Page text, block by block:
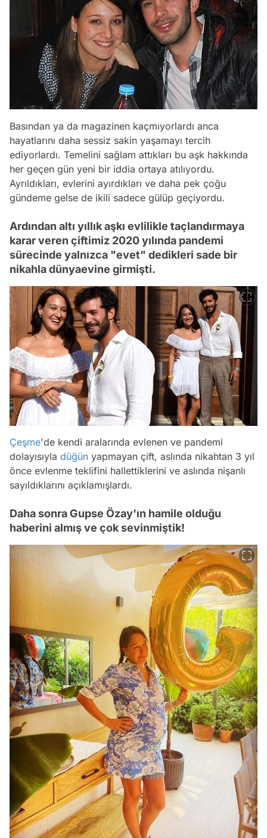
Basından ya da magazinen kaçmıyorlardı anca
hayatlarını daha sessiz sakin yaşamayı tercih
ediyorlardı. Temelini sağlam attıkları bu aşk hakkında
her geçen gün yeni bir iddia ortaya atılıyordu.
Ayrıldıkları, evlerini ayırdıkları ve daha pek çoğu
gündeme gelse de ikili sadece gülüp geçiyordu.
Ardından altı yıllık aşkı evlilikle taçlandırmaya
karar veren çiftimiz 2020 yılında pandemi
sürecinde yalnızca "evet" dedikleri sade bir
nikahla dünyaevine girmişti.
Çeşme'de kendi aralarında evlenen ve pandemi
dolayısıyla düğün yapmayan çift, aslında nikahtan 3 yıl
önce evlenme teklifini hallettiklerini ve aslında nişanlı
sayıldıklarını açıklamışlardı.
Daha sonra Gupse Özay'ın hamile olduğu
haberini almış ve çok sevinmiştik!